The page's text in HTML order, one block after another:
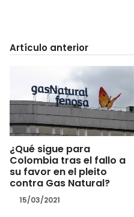
Artículo anterior
¿Qué sigue para
Colombia tras el fallo a
su favor en el pleito
contra Gas Natural?
15/03/2021